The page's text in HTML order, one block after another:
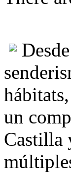
un
Castilla